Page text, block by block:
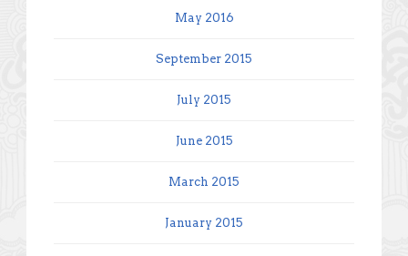
May 2016
September 2015
July 2015
June 2015
March 2015
January 2015